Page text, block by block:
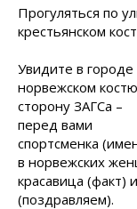
Прогуляться по
крестьянском
Увидите в
норвежском
сторону ЗАГСа –
перед вами
спортсменка
в норвежских
красавица (факт)
(поздравляем).